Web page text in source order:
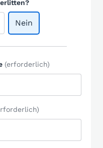
Nein
(erforderlich)